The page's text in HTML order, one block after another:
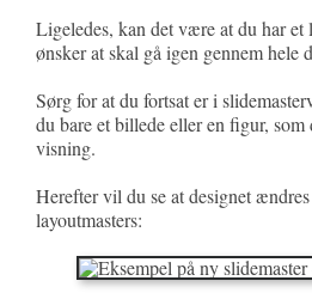
Ligeledes, kan det være at du har
ønsker at skal gå igen gennem hele
Sørg for at du fortsat er i
du bare et billede eller en figur,
visning.
Herefter vil du se at designet
layoutmasters: